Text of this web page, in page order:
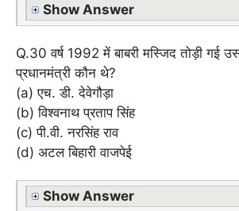
Show Answer
Q.30 वर्ष 1992 में बाबरी मस्जिद तोड़ी गई
प्रधानमंत्री कौन थे?
(a) एच. डी. देवेगौड़ा
(b) विश्वनाथ प्रताप सिंह
(c) पी.वी. नरसिंह राव
(d) अटल बिहारी वाजपेई
Show Answer